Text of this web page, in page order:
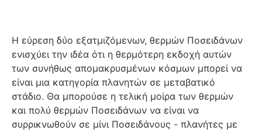
Η εύρεση δύο εξατμιζόμενων, θερμών Ποσειδάνων
ενισχύει την ιδέα ότι η θερμότερη εκδοχή αυτών
των συνήθως απομακρυσμένων κόσμων μπορεί να
είναι μια κατηγορία πλανητών σε μεταβατικό
στάδιο. Θα μπορούσε η τελική μοίρα των θερμών
και πολύ θερμών Ποσειδάνων να είναι να
συρρικνωθούν σε μίνι Ποσειδάνους - πλανήτες με